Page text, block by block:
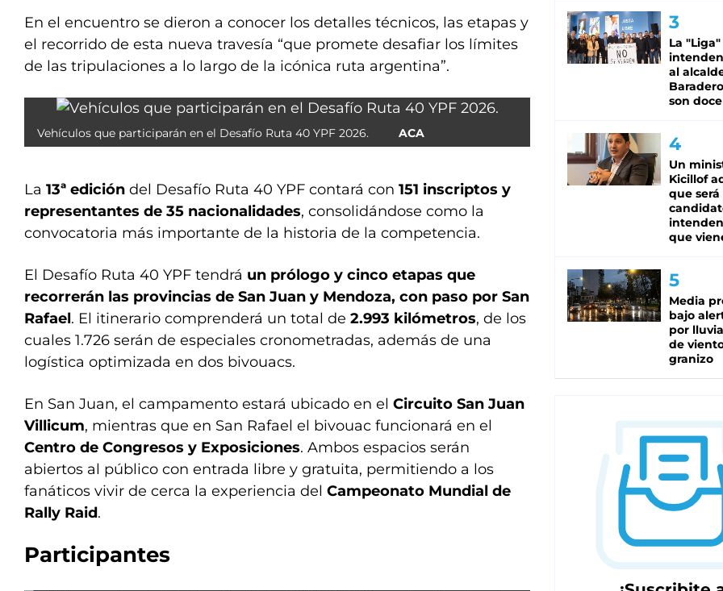
En el encuentro se dieron a conocer los detalles técnicos, las etapas y
el recorrido de esta nueva travesía “que promete desafiar los límites
de las tripulaciones a lo largo de la icónica ruta argentina”.
Vehículos que participarán en el Desafío Ruta 40 YPF 2026. ACA
La 13ª edición del Desafío Ruta 40 YPF contará con 151 inscriptos y
representantes de 35 nacionalidades, consolidándose como la
convocatoria más importante de la historia de la competencia.
El Desafío Ruta 40 YPF tendrá un prólogo y cinco etapas que
recorrerán las provincias de San Juan y Mendoza, con paso por San
Rafael. El itinerario comprenderá un total de 2.993 kilómetros, de los
cuales 1.726 serán de especiales cronometradas, además de una
logística optimizada en dos bivouacs.
En San Juan, el campamento estará ubicado en el Circuito San Juan
Villicum, mientras que en San Rafael el bivouac funcionará en el
Centro de Congresos y Exposiciones. Ambos espacios serán
abiertos al público con entrada libre y gratuita, permitiendo a los
fanáticos vivir de cerca la experiencia del Campeonato Mundial de
Rally Raid.
Participantes
La
al
son doce
Un
Kicillof
que será
que
Media
bajo
por
de
granizo